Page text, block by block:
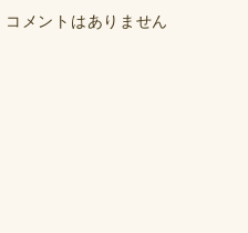
コメントはありません